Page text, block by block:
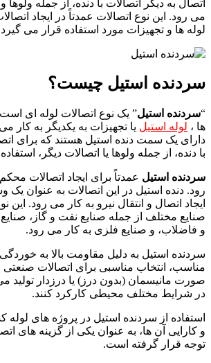
اتصال به دیگر اتصالات با دنده، از جمله ولوها
می رود. این نوع اتصالات عمدتاً در ایجاد
لوله ها و تجهیزات مورد استفاده قرار می
سردنده استیل چیست؟
“سردنده استیل” یک نوع اتصالات لوله ای
ها ، لوله استیل یا تجهیزات به یکدیگر به کار
دارای یک سمت دنده استیل هستند که برای
با دنده، از جمله ولوها یا اتصالات دیگر،
سردنده استیل عمدتاً برای ایجاد اتصالات
رود. دنده استیل در این اتصالات به عنوان یک
ایجاد اتصال و انتقال نیرو به کار می رود. این
صنایع مختلف از جمله صنایع نفت و گاز،
و فاضلاب، و صنایع فلزی به کار می رود.
سردنده استیل به دلیل مقاومت بالا به
مناسب، انتخاب مناسبی برای اتصالات صنعتی
صورت مانیسمان (بدون درز) یا درزدار تولید
در شرایط مختلف محیطی کارکرد کنند.
استفاده از سردنده استیل در پروژه های لوله
و کارایی آن ها، به عنوان یکی از گزینه های
توجه قرار گرفته است.